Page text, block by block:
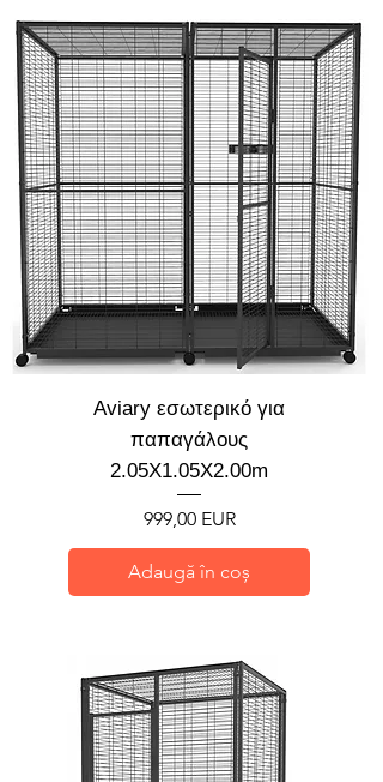
Aviary εσωτερικό για
παπαγάλους
2.05X1.05X2.00m
Preț
999,00 EUR
Adaugă în coș